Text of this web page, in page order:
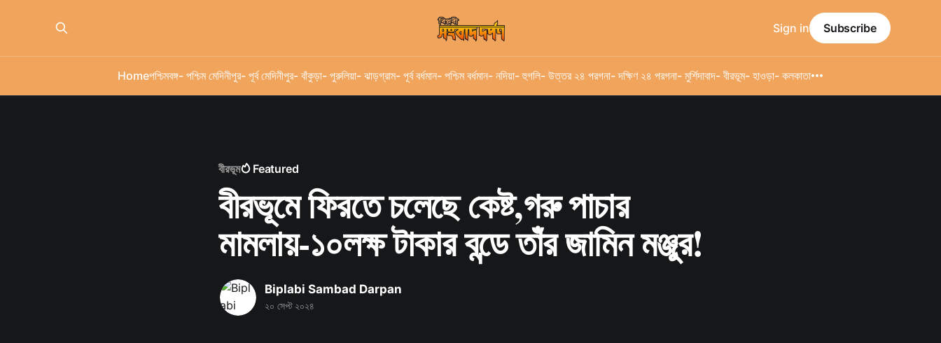
Homeপশ্চিমবঙ্গ- পশ্চিম মেদিনীপুর- পূর্ব মেদিনীপুর- বাঁকুড়া- পুরুলিয়া- ঝাড়গ্রাম- পূর্ব বর্ধমান- পশ্চিম বর্ধমান- নদিয়া- হুগলি- উত্তর ২৪ পরগনা- দক্ষিণ ২৪ পরগনা- মুর্শিদাবাদ- বীরভূম- হাওড়া- কলকাতা
Sign in Subscribe
বীরভূম Featured
বীরভূমে ফিরতে চলেছে কেষ্ট,গরু পাচার
মামলায়-১০লক্ষ টাকার বন্ডে তাঁর জামিন মঞ্জুর!
Biplabi Sambad Darpan
২০ সেপ্ট ২০২৪